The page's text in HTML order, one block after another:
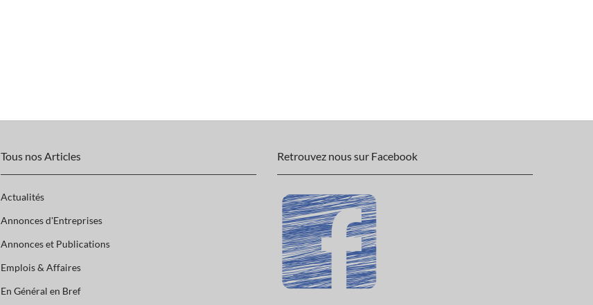
Tous nos Articles
Actualités
Annonces d'Entreprises
Annonces et Publications
Emplois & Affaires
En Général en Bref
Retrouvez nous sur Facebook